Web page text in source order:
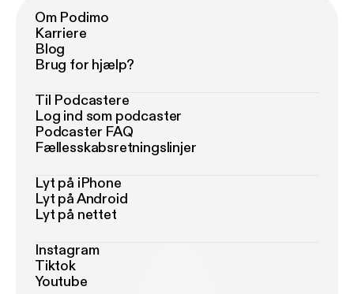
Om Podimo
Karriere
Blog
Brug for hjælp?
Til Podcastere
Log ind som podcaster
Podcaster FAQ
Fællesskabsretningslinjer
Lyt på iPhone
Lyt på Android
Lyt på nettet
Instagram
Tiktok
Youtube